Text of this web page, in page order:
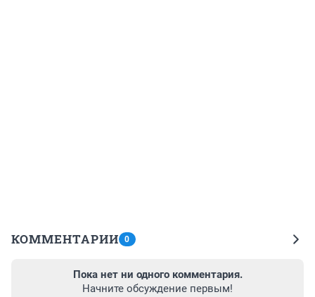
КОММЕНТАРИИ 0
Пока нет ни одного комментария.
Начните обсуждение первым!